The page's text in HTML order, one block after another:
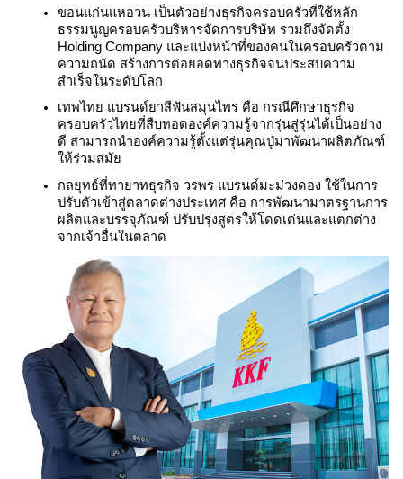
ขอนแก่นแหอวน เป็นตัวอย่างธุรกิจครอบครัวที่ใช้หลัก
ธรรมนูญครอบครัวบริหารจัดการบริษัท รวมถึงจัดตั้ง
Holding Company และแบ่งหน้าที่ของคนในครอบครัวตาม
ความถนัด สร้างการต่อยอดทางธุรกิจจนประสบความ
สำเร็จในระดับโลก
เทพไทย แบรนด์ยาสีฟันสมุนไพร คือ กรณีศึกษาธุรกิจ
ครอบครัวไทยที่สืบทอดองค์ความรู้จากรุ่นสู่รุ่นได้เป็นอย่าง
ดี สามารถนำองค์ความรู้ตั้งแต่รุ่นคุณปู่มาพัฒนาผลิตภัณฑ์
ให้ร่วมสมัย
กลยุทธ์ที่ทายาทธุรกิจ วรพร แบรนด์มะม่วงดอง ใช้ในการ
ปรับตัวเข้าสู่ตลาดต่างประเทศ คือ การพัฒนามาตรฐานการ
ผลิตและบรรจุภัณฑ์ ปรับปรุงสูตรให้โดดเด่นและแตกต่าง
จากเจ้าอื่นในตลาด